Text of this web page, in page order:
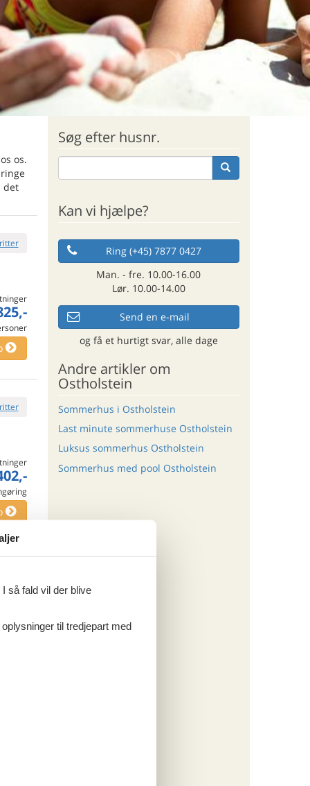
os.
det
Søg efter husnr.
Kan vi hjælpe?
Ring (+45) 7877 0427
Man. - fre. 10.00-16.00
Lør. 10.00-14.00
Send en e-mail
og få et hurtigt svar, alle dage
Andre artikler om
Ostholstein
Sommerhus i Ostholstein
Last minute sommerhuse Ostholstein
Luksus sommerhus Ostholstein
Sommerhus med pool Ostholstein
så fald vil der blive
til tredjepart med